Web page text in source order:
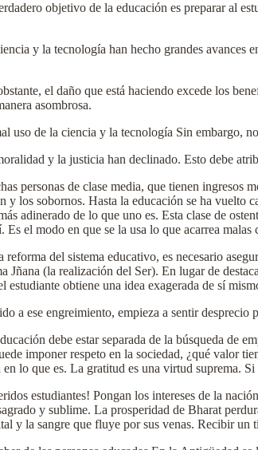
objetivo de la educación es preparar al
y la tecnología han hecho grandes avances
el daño que está haciendo excede los
asombrosa.
uso de la ciencia y la tecnología Sin embargo,
y la justicia han declinado. Esto debe
personas de clase media, que tienen ingresos
y los sobornos. Hasta la educación se ha vuelto
adinerado de lo que uno es. Esta clase de
Es el modo en que se la usa lo que acarrea malas
reforma del sistema educativo, es necesario
Jñana (la realización del Ser). En lugar de
estudiante obtiene una idea exagerada de sí
a ese engreimiento, empieza a sentir
debe estar separada de la búsqueda de
imponer respeto en la sociedad, ¿qué valor
lo que es. La gratitud es una virtud suprema.
estudiantes! Pongan los intereses de la
y sublime. La prosperidad de Bharat
y la sangre que fluye por sus venas. Recibir un